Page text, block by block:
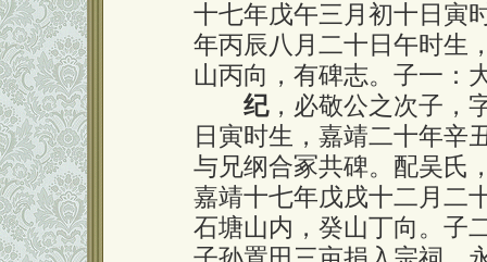
十七年戊午三月初十日寅
年丙辰八月二十日午时生
山丙向，有碑志。子一：
纪，必敬公之次子，
日寅时生，嘉靖二十年辛
与兄纲合冢共碑。配吴氏
嘉靖十七年戊戌十二月二
石塘山内，癸山丁向。子